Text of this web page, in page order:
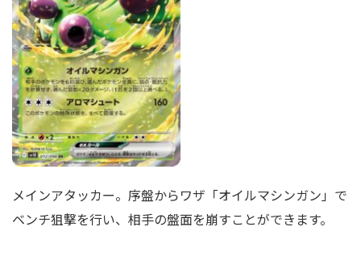
メインアタッカー。序盤からワザ「オイルマシンガン」で
ベンチ狙撃を行い、相手の盤面を崩すことができます。